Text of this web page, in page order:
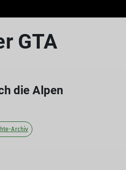
GTA
die Alpen
Archiv